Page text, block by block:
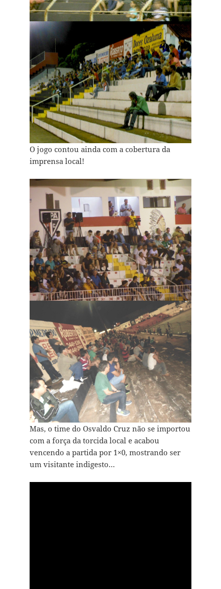
O jogo contou ainda com a cobertura da
imprensa local!
Mas, o time do Osvaldo Cruz não se importou
com a força da torcida local e acabou
vencendo a partida por 1×0, mostrando ser
um visitante indigesto…